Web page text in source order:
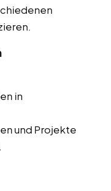
in
und Projekte